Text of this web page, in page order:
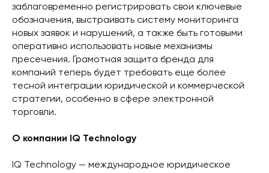
заблаговременно регистрировать свои ключевые
обозначения, выстраивать систему мониторинга
новых заявок и нарушений, а также быть готовыми
оперативно использовать новые механизмы
пресечения. Грамотная защита бренда для
компаний теперь будет требовать еще более
тесной интеграции юридической и коммерческой
стратегии, особенно в сфере электронной
торговли.
О компании IQ Technology
IQ Technology — международное юридическое